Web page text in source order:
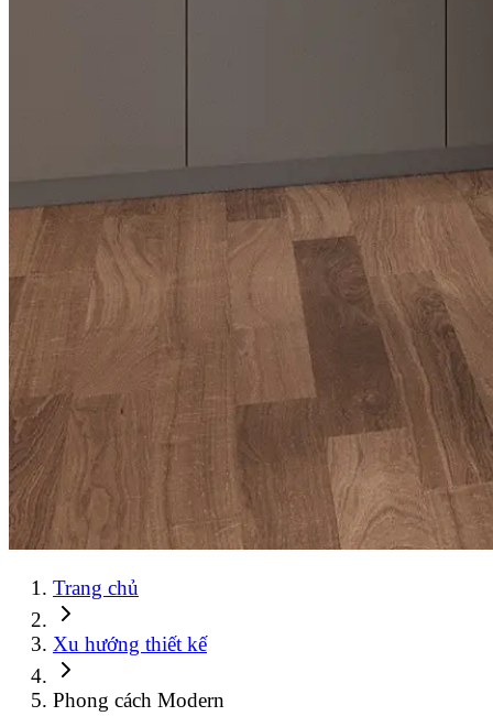
Trang chủ
Xu hướng thiết kế
Phong cách Modern